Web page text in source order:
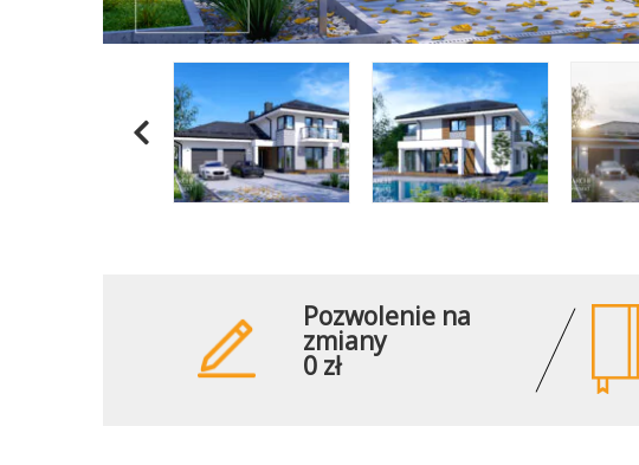
Pozwolenie na
zmiany
0 zł